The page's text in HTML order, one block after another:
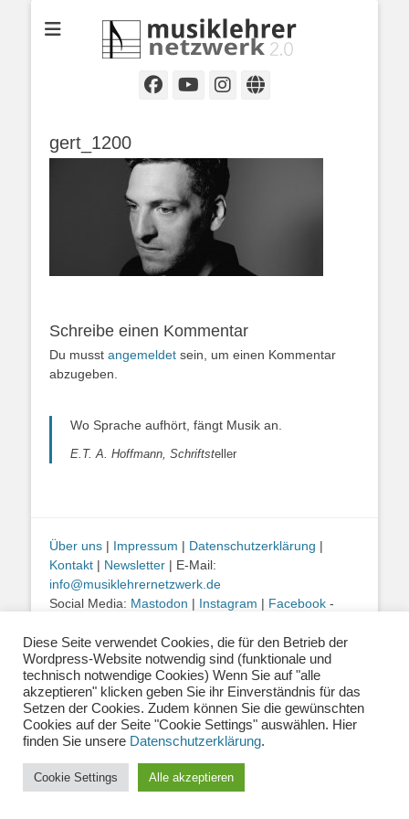
Selbständige Musikpädagoginnen und Musikpädagogen in
Wiesbaden
Facebook
YouTube
Instagram
Website
gert_1200
Schreibe einen Kommentar
Du musst angemeldet sein, um einen Kommentar
abzugeben.
Wo Sprache aufhört, fängt Musik an.
E.T. A. Hoffmann, Schriftsteller
Über uns | Impressum | Datenschutzerklärung |
Kontakt | Newsletter | E-Mail:
info@musiklehrernetzwerk.de
Social Media: Mastodon | Instagram | Facebook -
Copyright © 2026Musiklehrernetzwerk 2.0. Alle Rechte vorbehalten.
Catch Base von Catch Themes
Diese Seite verwendet Cookies, die für den Betrieb der
Wordpress-Website notwendig sind (funktionale und
technisch notwendige Cookies) Wenn Sie auf "alle
akzeptieren" klicken geben Sie ihr Einverständnis für das
Setzen der Cookies. Zudem können Sie die gewünschten
Cookies auf der Seite "Cookie Settings" auswählen. Hier
finden Sie unsere Datenschutzerklärung.
Cookie Settings Alle akzeptieren